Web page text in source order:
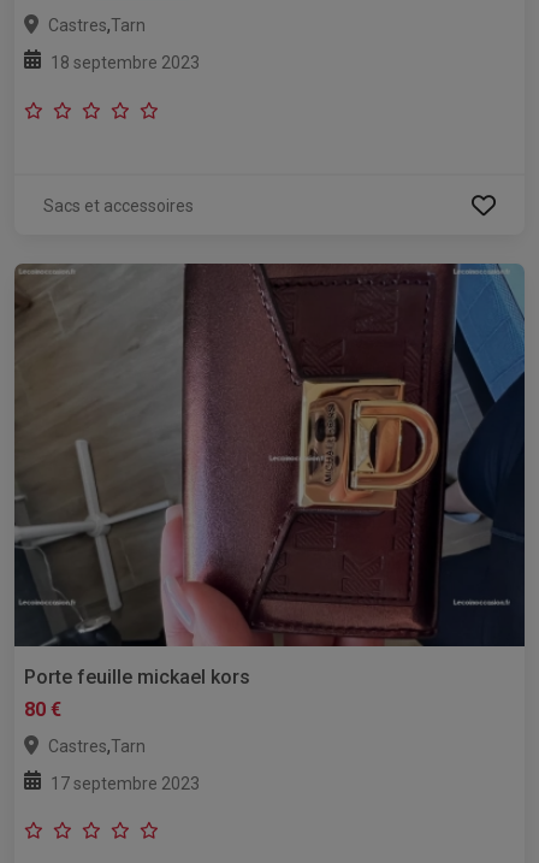
Castres,Tarn
18 septembre 2023
Sacs et accessoires
Porte feuille mickael kors
80 €
Castres,Tarn
17 septembre 2023